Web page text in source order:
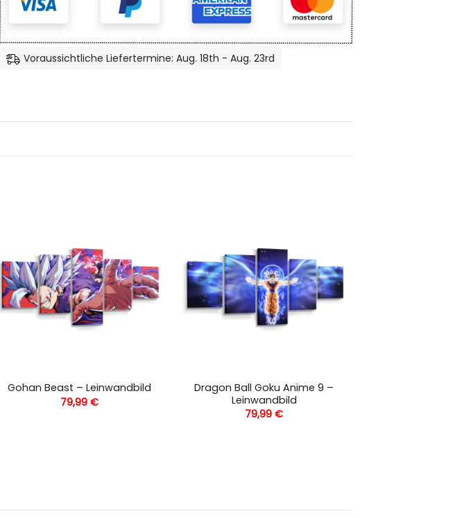
Voraussichtliche Liefertermine: Aug. 18th - Aug. 23rd
Gohan Beast – Leinwandbild
79,99€
Dragon Ball Goku Anime 9 –
Leinwandbild
79,99€